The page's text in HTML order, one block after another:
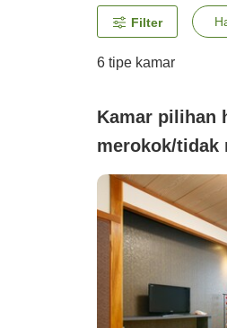
Filter
6 tipe kamar
Kamar pilihan
merokok/tidak
Kamar
sesuai
mandi). Jika
cantumkan di